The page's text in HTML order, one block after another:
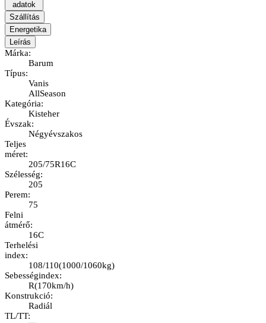
adatok
Szállítás
Energetika
Leírás
Márka:
Barum
Típus:
Vanis
AllSeason
Kategória:
Kisteher
Évszak:
Négyévszakos
Teljes
méret:
205/75R16C
Szélesség:
205
Perem:
75
Felni
átmérő:
16C
Terhelési
index:
108/110(1000/1060kg)
Sebességindex:
R(170km/h)
Konstrukció:
Radiál
TL/TT: